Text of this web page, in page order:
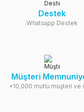
Destek
Whatsapp Destek
Müşteri
+10,000 mutlu müşteri ve